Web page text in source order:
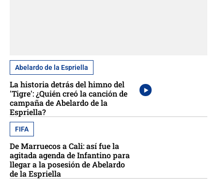
Abelardo de la Espriella
La historia detrás del himno del
'Tigre': ¿Quién creó la canción de
campaña de Abelardo de la
Espriella?
FIFA
De Marruecos a Cali: así fue la
agitada agenda de Infantino para
llegar a la posesión de Abelardo
de la Espriella